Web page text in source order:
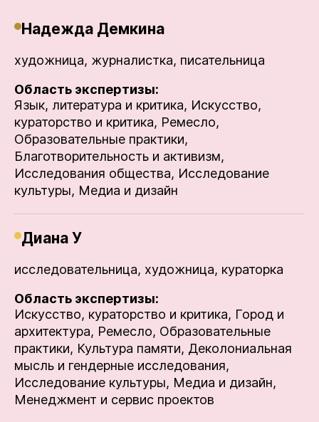
Надежда Демкина
художница, журналистка, писательница
Область экспертизы:
Язык, литература и критика, Искусство,
кураторство и критика, Ремесло,
Образовательные практики,
Благотворительность и активизм,
Исследования общества, Исследование
культуры, Медиа и дизайн
Диана У
исследовательница, художница, кураторка
Область экспертизы:
Искусство, кураторство и критика, Город и
архитектура, Ремесло, Образовательные
практики, Культура памяти, Деколониальная
мысль и гендерные исследования,
Исследование культуры, Медиа и дизайн,
Менеджмент и сервис проектов